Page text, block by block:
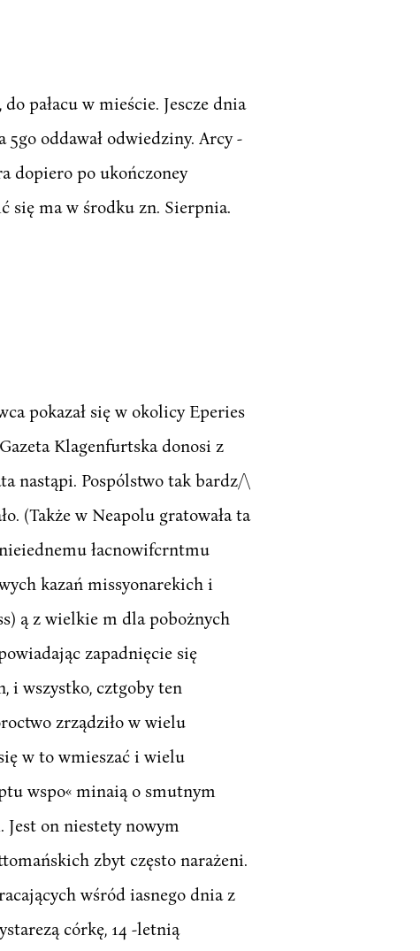
pałacu w mieście. Jescze dnia
oddawał odwiedziny. Arcy -
dopiero po ukończoney
się ma w środku zn. Sierpnia.
pokazał się w okolicy Eperies
Klagenfurtska donosi z
nastąpi. Pospólstwo tak bardz/\
(Także w Neapolu gratowała ta
łacnowifcrntmu
kazań missyonarekich i
ą z wielkie m dla pobożnych
zapadnięcie się
i wszystko, cztgoby ten
zrządziło w wielu
w to wmieszać i wielu
wspo« minaią o smutnym
on niestety nowym
zbyt często narażeni.
wśród iasnego dnia z
córkę, 14 -letnią